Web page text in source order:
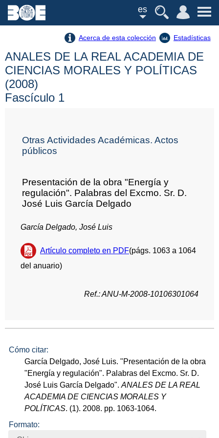
es
Acerca de esta colección Estadísticas
ANALES DE LA REAL ACADEMIA DE
CIENCIAS MORALES Y POLÍTICAS
(2008)
Fascículo 1
Otras Actividades Académicas. Actos
públicos
Presentación de la obra "Energía y
regulación". Palabras del Excmo. Sr. D.
José Luis García Delgado
García Delgado, José Luis
Artículo completo en PDF(págs. 1063 a 1064
del anuario)
Ref.: ANU-M-2008-10106301064
Cómo citar:
García Delgado, José Luis. "Presentación de la obra
"Energía y regulación". Palabras del Excmo. Sr. D.
José Luis García Delgado".ANALES DE LA REAL
ACADEMIA DE CIENCIAS MORALES Y
POLÍTICAS. (1). 2008. pp. 1063-1064.
Formato: